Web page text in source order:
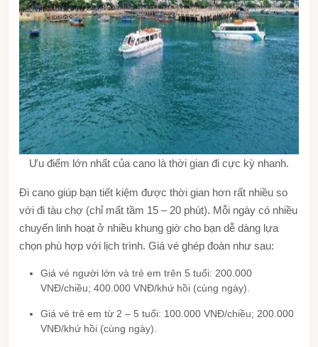
Ưu điểm lớn nhất của cano là thời gian đi cực kỳ nhanh.
Đi cano giúp bạn tiết kiệm được thời gian hơn rất nhiều so
với đi tàu chợ (chỉ mất tầm 15 – 20 phút). Mỗi ngày có nhiều
chuyến linh hoạt ở nhiều khung giờ cho bạn dễ dàng lựa
chọn phù hợp với lịch trình. Giá vé ghép đoàn như sau:
Giá vé người lớn và trẻ em trên 5 tuổi: 200.000
VNĐ/chiều; 400.000 VNĐ/khứ hồi (cùng ngày).
Giá vé trẻ em từ 2 – 5 tuổi: 100.000 VNĐ/chiều; 200.000
VNĐ/khứ hồi (cùng ngày).